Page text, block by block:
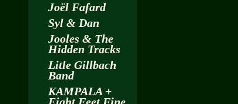
Joël Fa­fard
Syl & Dan
Joo­les & The
Hi­d­den Tracks
Litle Gill­bach
Band
KAM­PA­LA +